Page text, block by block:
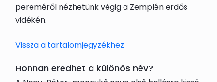
pereméről nézhetünk végig a Zemplén erdős
vidékén.
Vissza a tartalomjegyzékhez
Honnan eredhet a különös név?